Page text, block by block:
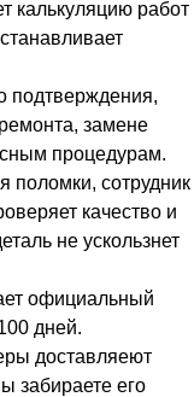
калькуляцию работ
подтверждения,
замене
процедурам.
поломки, сотрудник
качество и
не ускользнет
официальный
дней.
доставляеют
забираете его